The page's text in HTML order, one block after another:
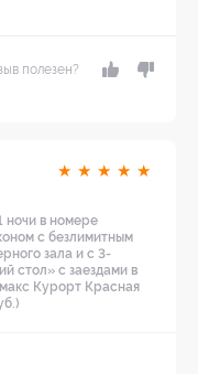
полезен?
★ ★ ★ ★ ★
ночи в номере
с безлимитным
зала и с 3-
стол» с заездами в
Курорт ‎Красная